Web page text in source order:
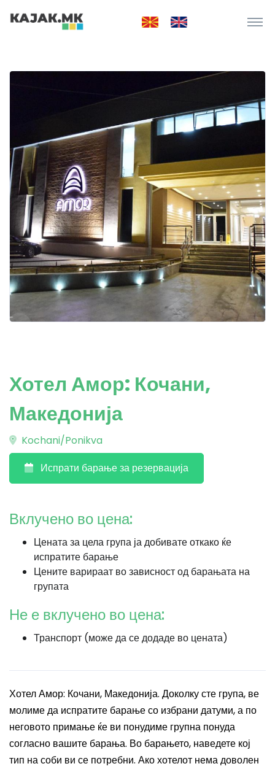
Хотел Амор: Кочани,
Македонија
Kochani/Ponikva
Испрати барање за резервација
Вклучено во цена:
Цената за цела група ја добивате откако ќе
испратите барање
Цените варираат во зависност од барањата на
групата
Не е вклучено во цена:
Транспорт (може да се додаде во цената)
Хотел Амор: Кочани, Македонија. Доколку сте група, ве
молиме да испратите барање со избрани датуми, а по
неговото примање ќе ви понудиме групна понуда
согласно вашите барања. Во барањето, наведете кој
тип на соби ви се потребни. Ако хотелот нема доволен